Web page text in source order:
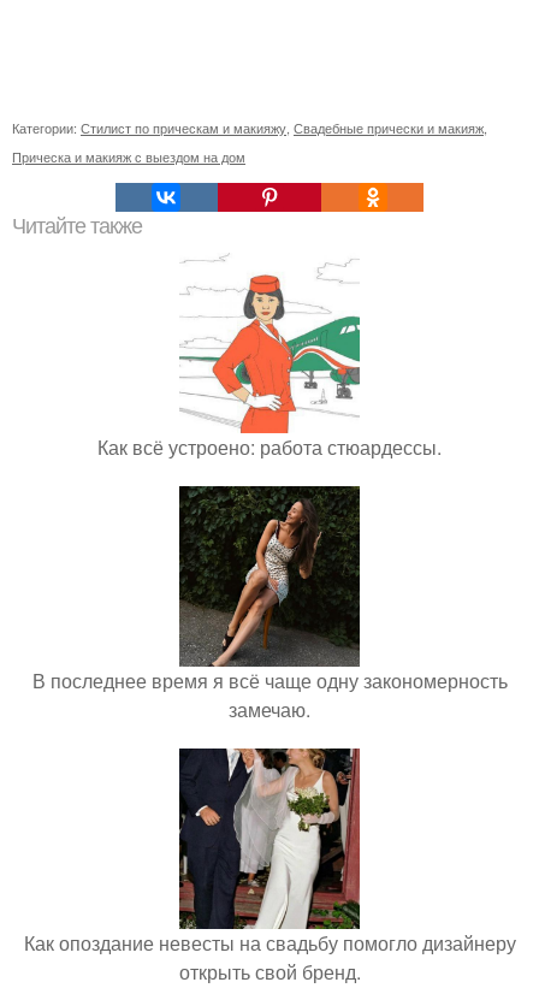
Категории: Стилист по прическам и макияжу Свадебные прически и макияж
Прическа и макияж с выездом на дом
Читайте также
Как всё устроено: работа стюардессы.
В последнее время я всё чаще одну закономерность
замечаю.
Как опоздание невесты на свадьбу помогло дизайнеру
открыть свой бренд.